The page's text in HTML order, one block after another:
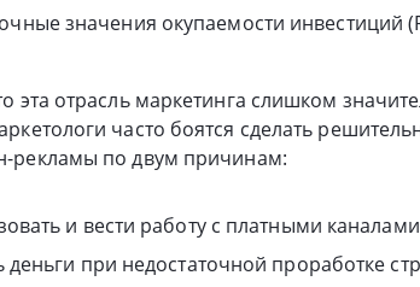
значения окупаемости инвестиций
отрасль маркетинга слишком
часто боятся сделать
рекламы по двум причинам:
и вести работу с платными
при недостаточной проработке